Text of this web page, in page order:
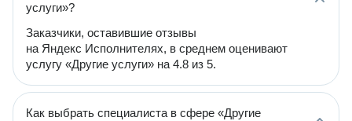
услуги»?
Заказчики, оставившие отзывы
на Яндекс Исполнителях, в среднем оценивают
услугу «Другие услуги» на 4.8 из 5.
Как выбрать специалиста в сфере «Другие